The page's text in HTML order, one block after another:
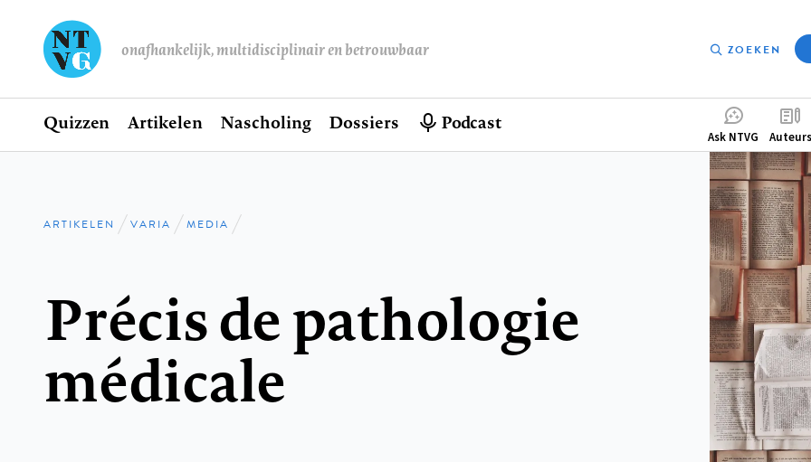
onafhankelijk, multidisciplinair en betrouwbaar ZOEKEN
Hoofdnavigatie
Home
Quizzen Artikelen Nascholing Dossiers Podcast
menu
Ask NTVG Auteurs
Kruimelpad
ARTIKELEN VARIA MEDIA
Précis de pathologie
médicale